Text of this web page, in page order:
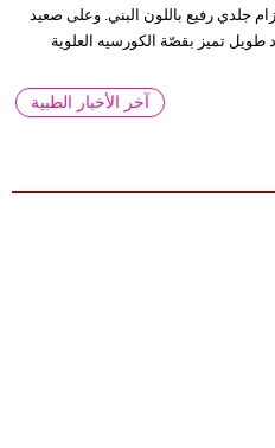
جلدي رفيع باللون البني. وعلى صعيد
طويل تميز بقصّة الكورسيه العلوية
آخر الأخبار الطبية